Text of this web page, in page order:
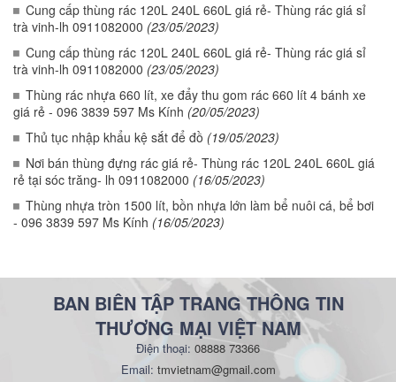
Cung cấp thùng rác 120L 240L 660L giá rẻ- Thùng rác giá sỉ
trà vinh-lh 0911082000 (23/05/2023)
Cung cấp thùng rác 120L 240L 660L giá rẻ- Thùng rác giá sỉ
trà vinh-lh 0911082000 (23/05/2023)
Thùng rác nhựa 660 lít, xe đẩy thu gom rác 660 lít 4 bánh xe
giá rẻ - 096 3839 597 Ms Kính (20/05/2023)
Thủ tục nhập khẩu kệ sắt để đồ (19/05/2023)
Nơi bán thùng đựng rác giá rẻ- Thùng rác 120L 240L 660L giá
rẻ tại sóc trăng- lh 0911082000 (16/05/2023)
Thùng nhựa tròn 1500 lít, bồn nhựa lớn làm bể nuôi cá, bể bơi
- 096 3839 597 Ms Kính (16/05/2023)
BAN BIÊN TẬP TRANG THÔNG TIN
THƯƠNG MẠI VIỆT NAM
Điện thoại: 08888 73366
Email: tmvietnam@gmail.com